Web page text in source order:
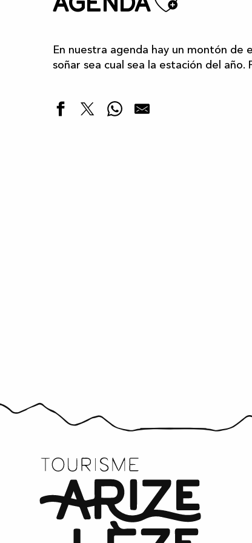
En nuestra agenda hay un montón de
soñar sea cual sea la estación del año.